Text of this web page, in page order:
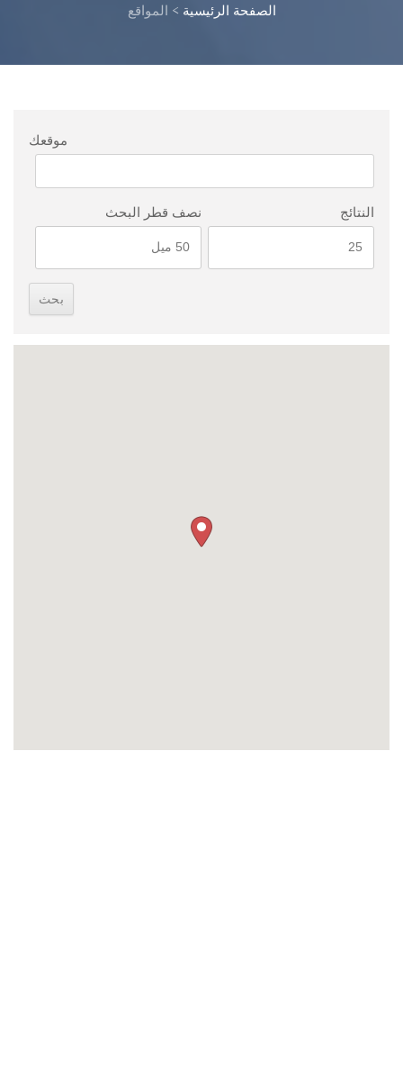
الصفحة الرئيسية > المواقع
موقعك
نصف قطر البحث النتائج